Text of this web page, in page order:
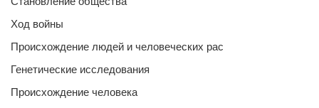
Ход войны
Происхождение людей и человеческих рас
Генетические исследования
Происхождение человека